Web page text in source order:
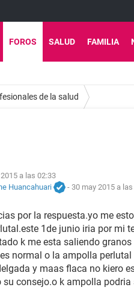
FOROS SALUD FAMILIA
de la salud
a las 02:33
Huancahuari
- 30 may 2015 a
por la respuesta.yo me
1de junio iria por mi
k me esta saliendo
normal o la ampolla
y maas flaca no kiero
consejo.o k ampolla